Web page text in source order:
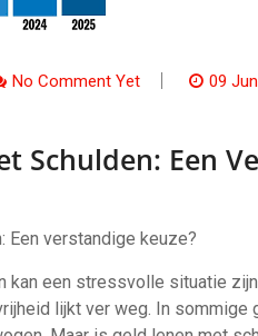
No Comment Yet 09
Schulden: Een
Een verstandige keuze?
kan een stressvolle situatie
lijkt ver weg. In sommige